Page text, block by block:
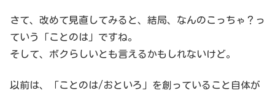
さて、改めて見直してみると、結局、なんのこっちゃ？っ
ていう「ことのは」ですね。
そして、ボクらしいとも言えるかもしれないけど。
以前は、「ことのは/おといろ」を創っていること自体が